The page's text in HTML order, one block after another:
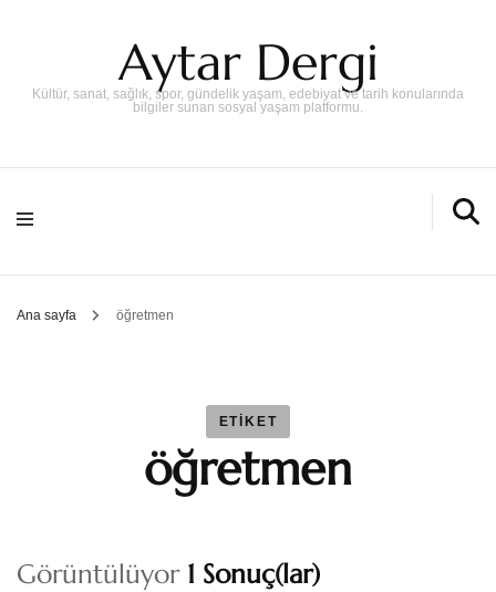
Aytar Dergi
Kültür, sanat, sağlık, spor, gündelik yaşam, edebiyat ve tarih konularında
bilgiler sunan sosyal yaşam platformu.
Ana sayfa öğretmen
ETIKET
öğretmen
Görüntülüyor 1 Sonuç(lar)